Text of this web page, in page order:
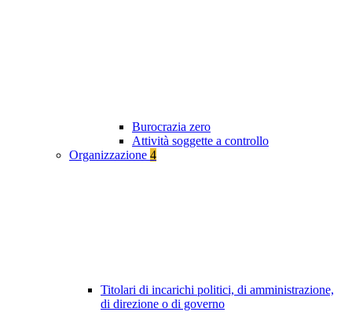
Burocrazia zero
Attività soggette a controllo
Organizzazione 4
Titolari di incarichi politici, di amministrazione,
di direzione o di governo